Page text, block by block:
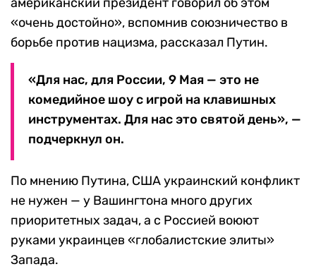
«очень достойно», вспомнив союзничество в
борьбе против нацизма, рассказал Путин.
«Для нас, для России, 9 Мая — это не
комедийное шоу с игрой на клавишных
инструментах. Для нас это святой день», —
подчеркнул он.
По мнению Путина, США украинский конфликт
не нужен — у Вашингтона много других
приоритетных задач, а с Россией воюют
руками украинцев «глобалистские элиты»
Запада.